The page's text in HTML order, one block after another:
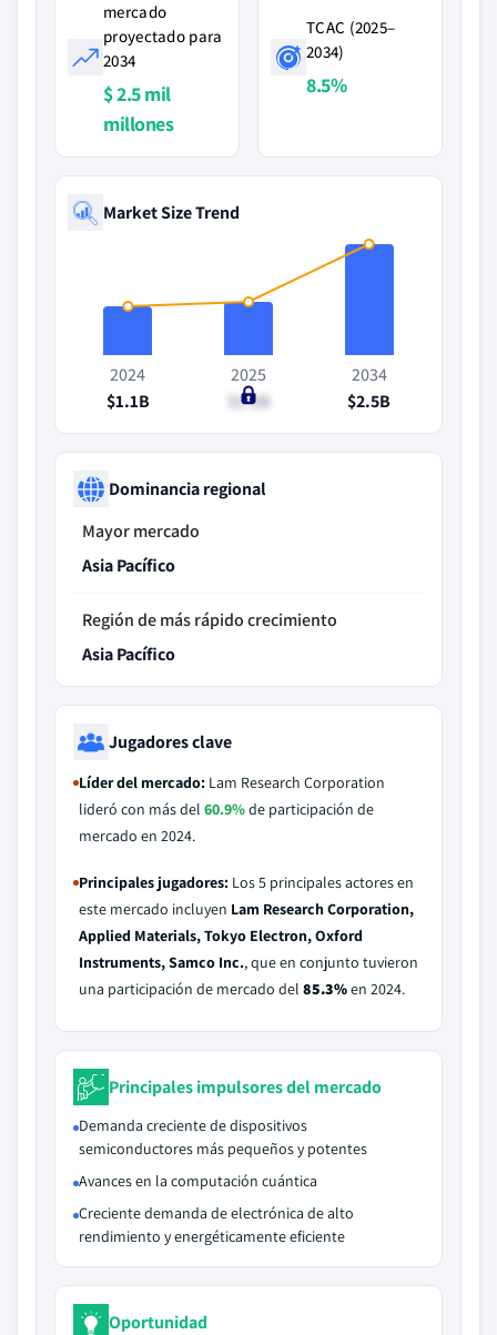
mercado
proyectado para
2034
$ 2.5 mil
millones
TCAC (2025–
2034)
8.5%
Market Size Trend
2024
$1.1B
2025
$1.2B
2034
$2.5B
Dominancia regional
Mayor mercado
Asia Pacífico
Región de más rápido crecimiento
Asia Pacífico
Jugadores clave
Líder del mercado: Lam Research Corporation
lideró con más del 60.9%de participación de
mercado en 2024.
Principales jugadores: Los 5 principales actores en
este mercado incluyen Lam Research Corporation,
Applied Materials, Tokyo Electron, Oxford
Instruments, Samco Inc., que en conjunto tuvieron
una participación de mercado del 85.3%en 2024.
Principales impulsores del mercado
Demanda creciente de dispositivos
semiconductores más pequeños y potentes
Avances en la computación cuántica
Creciente demanda de electrónica de alto
rendimiento y energéticamente eficiente
Oportunidad